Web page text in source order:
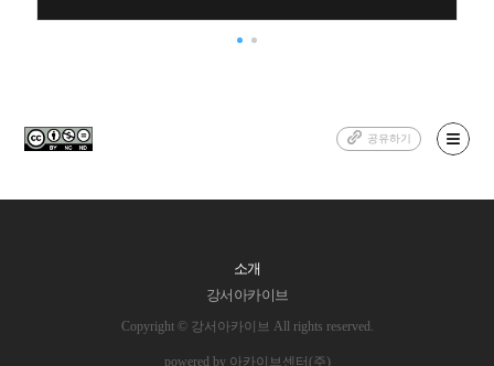
공유하기
소개
강서아카이브
Copyright © 강서아카이브 All rights reserved.
powered by 아카이브센터(주)